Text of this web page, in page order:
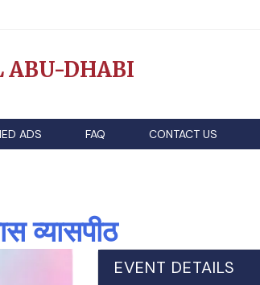
ABU-DHABI
ADS FAQ CONTACT US
व्यासपीठ
EVENT DETAILS